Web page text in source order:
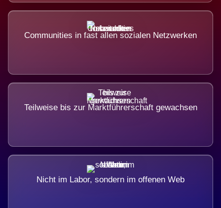
Communities in fast allen sozialen Netzwerken
Teilweise bis zur Marktführerschaft gewachsen
Nicht im Labor, sondern im offenen Web